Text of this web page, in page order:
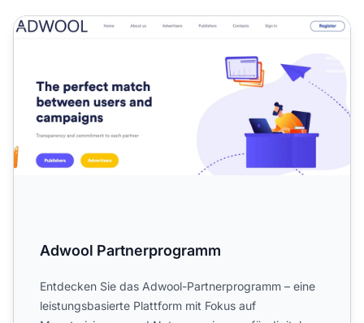
Adwool Partnerprogramm
Adwool Partnerprogramm
Entdecken Sie das Adwool-Partnerprogramm – eine
leistungsbasierte Plattform mit Fokus auf